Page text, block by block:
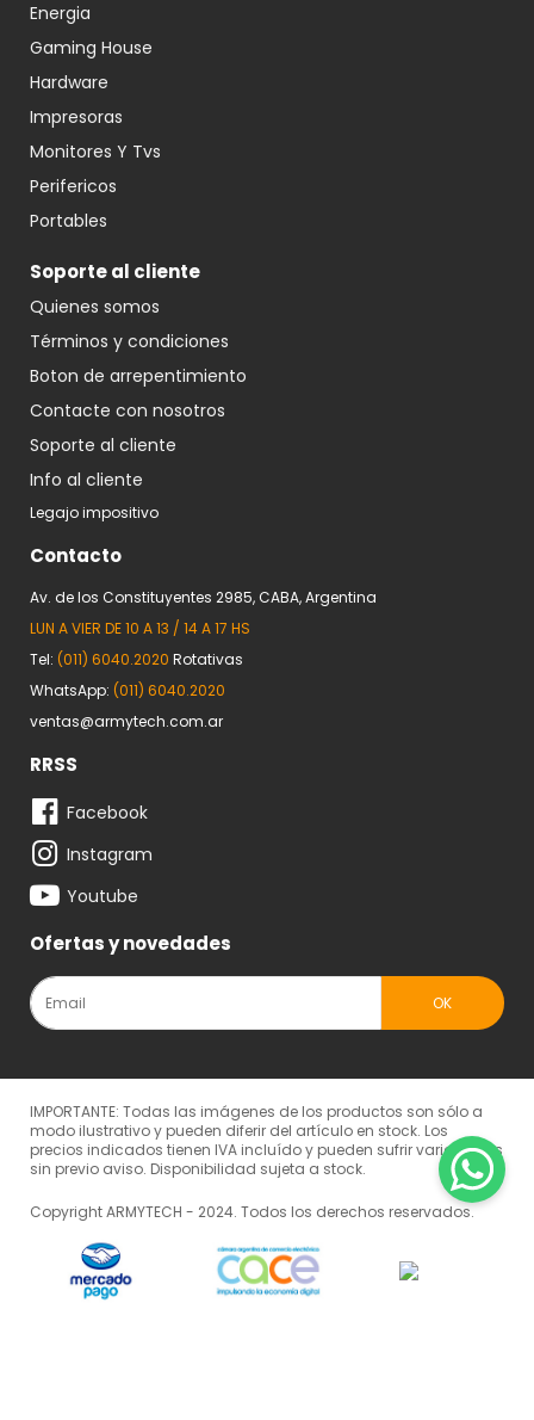
Energia
Gaming House
Hardware
Impresoras
Monitores Y Tvs
Perifericos
Portables
Soporte al cliente
Quienes somos
Términos y condiciones
Boton de arrepentimiento
Contacte con nosotros
Soporte al cliente
Info al cliente
Legajo impositivo
Contacto
Av. de los Constituyentes 2985, CABA, Argentina
LUN A VIER DE 10 A 13 / 14 A 17 HS
Tel: (011) 6040.2020 Rotativas
WhatsApp: (011) 6040.2020
ventas@armytech.com.ar
RRSS
Facebook
Instagram
Youtube
Ofertas y novedades
IMPORTANTE: Todas las imágenes de los productos son sólo a
modo ilustrativo y pueden diferir del artículo en stock. Los
precios indicados tienen IVA incluído y pueden sufrir variaciones
sin previo aviso. Disponibilidad sujeta a stock.
Copyright ARMYTECH - 2024. Todos los derechos reservados.